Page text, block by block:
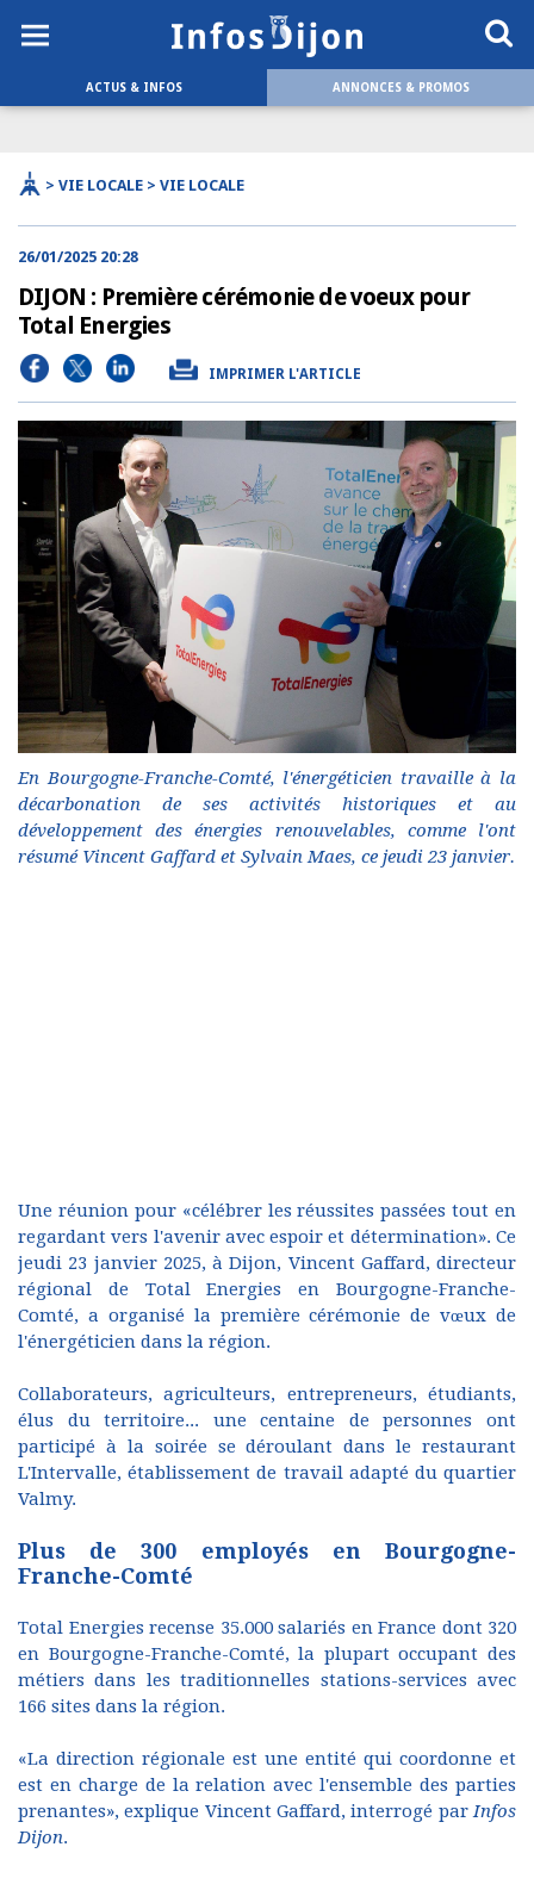
ACTUS & INFOS ANNONCES & PROMOS
> VIE LOCALE > VIE LOCALE
26/01/2025 20:28
DIJON : Première cérémonie de voeux pour
Total Energies
IMPRIMER L'ARTICLE
En Bourgogne-Franche-Comté, l'énergéticien travaille à la
décarbonation de ses activités historiques et au
développement des énergies renouvelables, comme l'ont
résumé Vincent Gaffard et Sylvain Maes, ce jeudi 23 janvier.
Une réunion pour «célébrer les réussites passées tout en
regardant vers l'avenir avec espoir et détermination». Ce
jeudi 23 janvier 2025, à Dijon, Vincent Gaffard, directeur
régional de Total Energies en Bourgogne-Franche-
Comté, a organisé la première cérémonie de vœux de
l'énergéticien dans la région.
Collaborateurs, agriculteurs, entrepreneurs, étudiants,
élus du territoire... une centaine de personnes ont
participé à la soirée se déroulant dans le restaurant
L'Intervalle, établissement de travail adapté du quartier
Valmy.
Plus de 300 employés en Bourgogne-
Franche-Comté
Total Energies recense 35.000 salariés en France dont 320
en Bourgogne-Franche-Comté, la plupart occupant des
métiers dans les traditionnelles stations-services avec
166 sites dans la région.
«La direction régionale est une entité qui coordonne et
est en charge de la relation avec l'ensemble des parties
prenantes», explique Vincent Gaffard, interrogé parInfos
Dijon.